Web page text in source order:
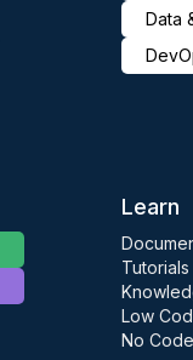
Data
Learn
Tutorials
Low
No